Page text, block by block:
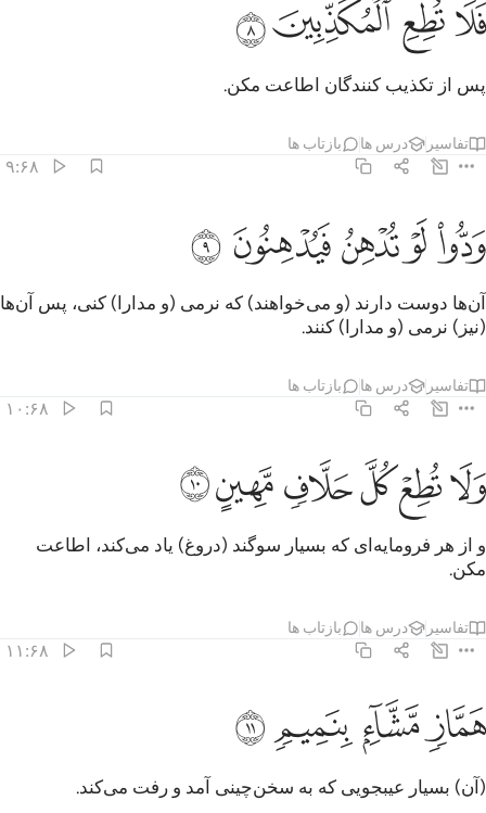
فَلَا تُطِعِ ٱلْمُكَذِّبِينَ ٨
ﲢﲣﲤﲥ
پس از تکذیب کنندگان اطاعت مکن.
تفاسیر درس ها بازتاب ها
۹:۶۸
ودوا لو تدهن فيدهنون ٩
وَدُّوا۟ لَوْ تُدْهِنُ فَيُدْهِنُونَ ٩
ﲦﲧﲨﲩ ﲪ
آن‌ها دوست دارند (و می‌خواهند) که نرمی (و مدارا) کنی، پس آن‌ها
(نیز) نرمی (و مدارا) کنند.
تفاسیر درس ها بازتاب ها
۱۰:۶۸
ولا تطع كل حلاف مهين ١٠
وَلَا تُطِعْ كُلَّ حَلَّافٍۢ مَّهِينٍ ١٠
ﲫﲬﲭﲮﲯﲰ
و از هر فرومایه‌ای که بسیار سوگند (دروغ) یاد می‌کند، اطاعت
مکن.
تفاسیر درس ها بازتاب ها
۱۱:۶۸
هماز مشاء بنميم ١١
هَمَّازٍۢ مَّشَّآءٍۭ بِنَمِيمٍۢ ١١
ﲱﲲﲳﲴ
(آن) بسیار عیبجویی که به سخن‌چینی آمد و رفت می‌کند.